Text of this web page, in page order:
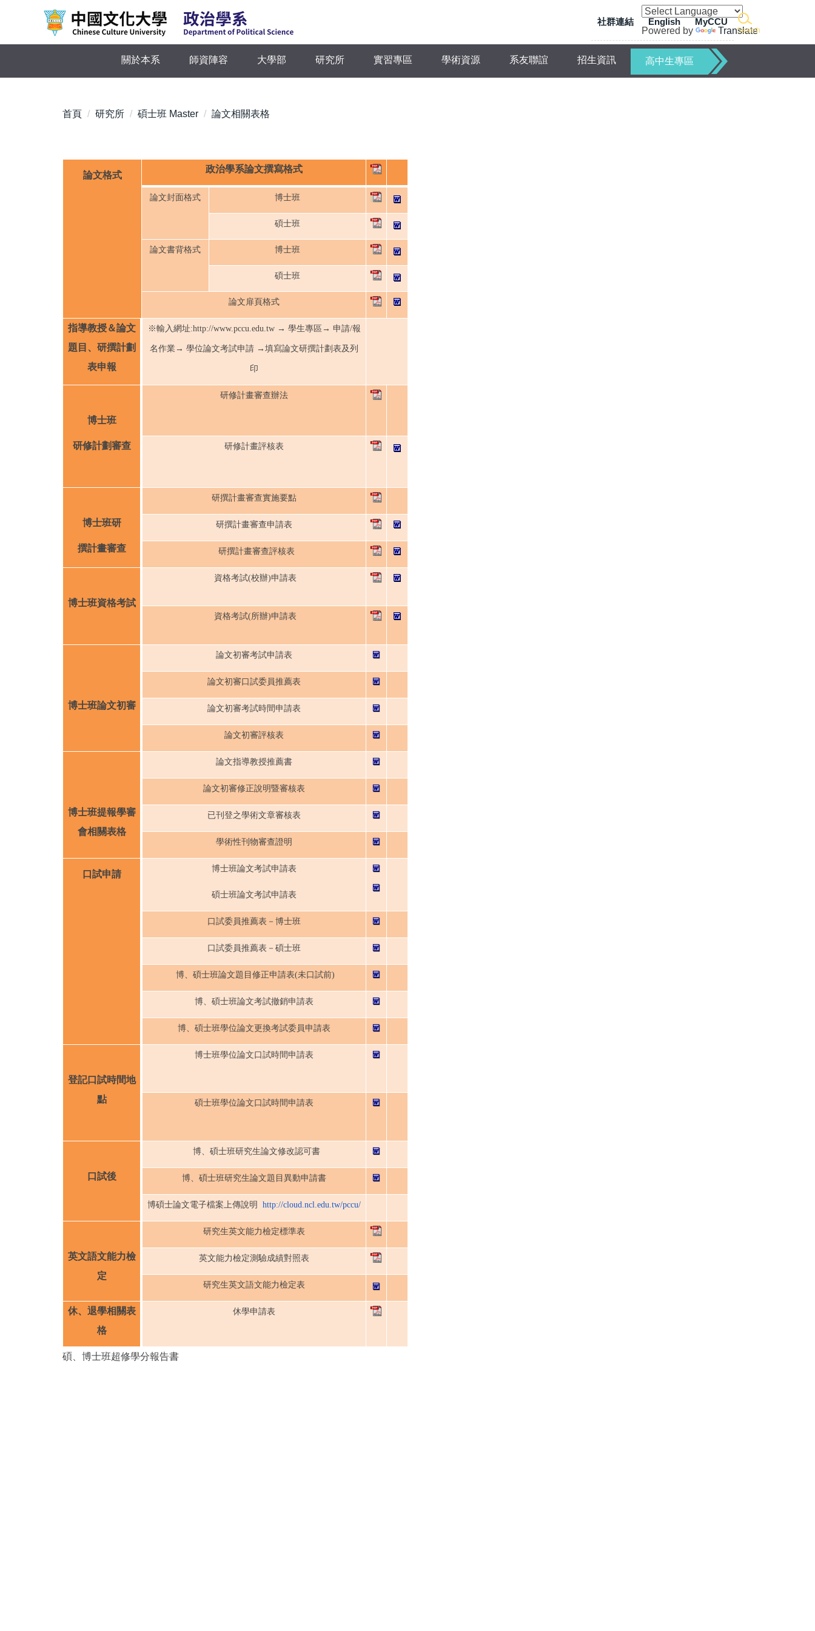
Search
Powered by Translate
社群連結 English MyCCU
關於本系 師資陣容 大學部 研究所 實習專區 學術資源 系友聯誼 招生資訊 高中生專區
首頁 研究所 碩士班 Master 論文相關表格
論文格式
政治學系論文撰寫格式
論文封面格式 博士班
碩士班
論文書背格式 博士班
碩士班
論文扉頁格式
指導教授＆論文
題目、研撰計劃
表申報
※輸入網址:http://www.pccu.edu.tw → 學生專區→ 申請/報
名作業→ 學位論文考試申請 →填寫論文研撰計劃表及列
印
博士班
研修計劃審查
研修計畫審查辦法
研修計畫評核表
博士班研
撰計畫審查
研撰計畫審查實施要點
研撰計畫審查申請表
研撰計畫審查評核表
博士班資格考試
資格考試(校辦)申請表
資格考試(所辦)申請表
博士班論文初審
論文初審考試申請表
論文初審口試委員推薦表
論文初審考試時間申請表
論文初審評核表
博士班提報學審
會相關表格
論文指導教授推薦書
論文初審修正說明暨審核表
已刊登之學術文章審核表
學術性刊物審查證明
口試申請
博士班論文考試申請表
碩士班論文考試申請表
口試委員推薦表－博士班
口試委員推薦表－碩士班
博、碩士班論文題目修正申請表(未口試前)
博、碩士班論文考試撤銷申請表
博、碩士班學位論文更換考試委員申請表
登記口試時間地
點
博士班學位論文口試時間申請表
碩士班學位論文口試時間申請表
口試後
博、碩士班研究生論文修改認可書
博、碩士班研究生論文題目異動申請書
博碩士論文電子檔案上傳說明 http://cloud.ncl.edu.tw/pccu/
英文語文能力檢
定
研究生英文能力檢定標準表
英文能力檢定測驗成績對照表
研究生英文語文能力檢定表
休、退學相關表
格
休學申請表
碩、博士班超修學分報告書